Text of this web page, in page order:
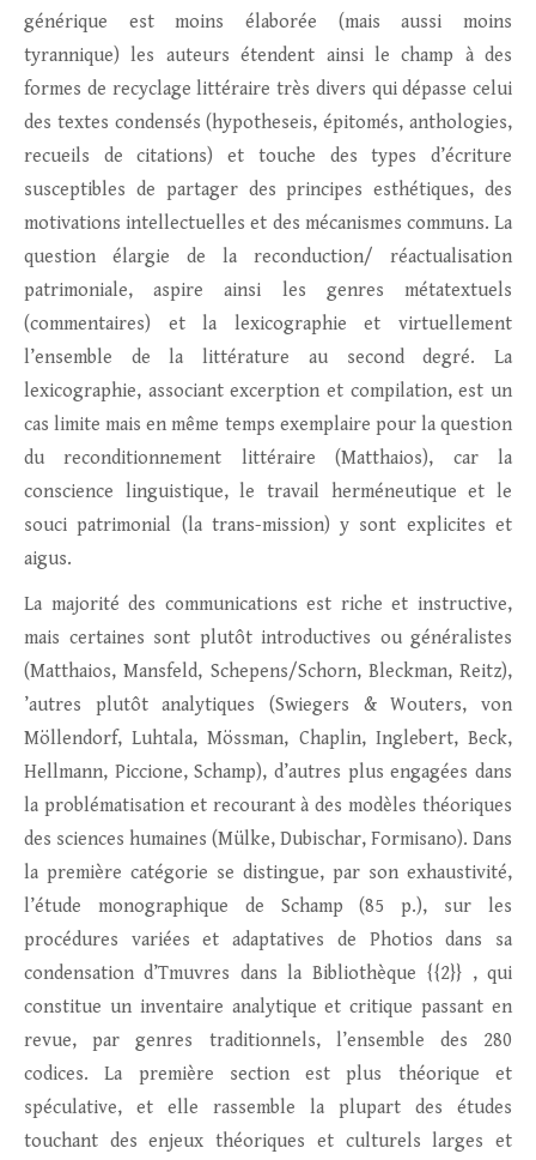
générique est moins élaborée (mais aussi moins
tyrannique) les auteurs étendent ainsi le champ à des
formes de recyclage littéraire très divers qui dépasse celui
des textes condensés (hypotheseis, épitomés, anthologies,
recueils de citations) et touche des types d’écriture
susceptibles de partager des principes esthétiques, des
motivations intellectuelles et des mécanismes communs. La
question élargie de la reconduction/ réactualisation
patrimoniale, aspire ainsi les genres métatextuels
(commentaires) et la lexicographie et virtuellement
l’ensemble de la littérature au second degré. La
lexicographie, associant excerption et compilation, est un
cas limite mais en même temps exemplaire pour la question
du reconditionnement littéraire (Matthaios), car la
conscience linguistique, le travail herméneutique et le
souci patrimonial (la trans-mission) y sont explicites et
aigus.
La majorité des communications est riche et instructive,
mais certaines sont plutôt introductives ou généralistes
(Matthaios, Mansfeld, Schepens/Schorn, Bleckman, Reitz),
’autres plutôt analytiques (Swiegers & Wouters, von
Möllendorf, Luhtala, Mössman, Chaplin, Inglebert, Beck,
Hellmann, Piccione, Schamp), d’autres plus engagées dans
la problématisation et recourant à des modèles théoriques
des sciences humaines (Mülke, Dubischar, Formisano). Dans
la première catégorie se distingue, par son exhaustivité,
l’étude monographique de Schamp (85 p.), sur les
procédures variées et adaptatives de Photios dans sa
condensation d’Tmuvres dans la Bibliothèque {{2}} , qui
constitue un inventaire analytique et critique passant en
revue, par genres traditionnels, l’ensemble des 280
codices. La première section est plus théorique et
spéculative, et elle rassemble la plupart des études
touchant des enjeux théoriques et culturels larges et